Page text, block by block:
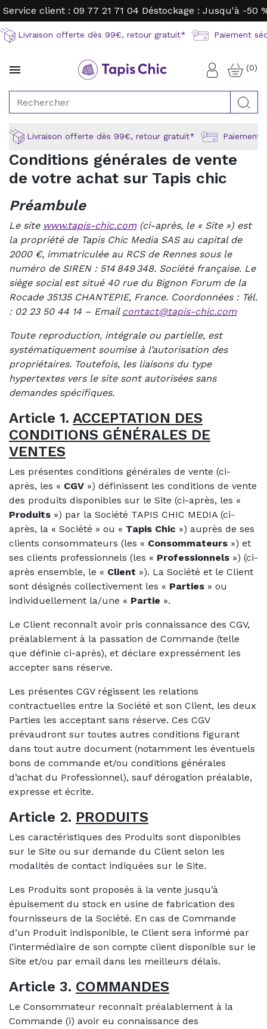
Service client : 09 77 21 71 04 Déstockage : Jusqu'à -50
Livraison offerte dès 99€, retour gratuit* Paiement
 Connexion
(0)
Livraison offerte dès 99€, retour gratuit* Paiement
Conditions générales de vente
de votre achat sur Tapis chic
Préambule
Le site www.tapis-chic.com(ci-après, le « Site ») est
la propriété de Tapis Chic Media SAS au capital de
2000 €, immatriculée au RCS de Rennes sous le
numéro de SIREN : 514 849 348. Société française. Le
siège social est situé 40 rue du Bignon Forum de la
Rocade 35135 CHANTEPIE, France. Coordonnées : Tél.
: 02 23 50 44 14 – Email contact@tapis-chic.com
Toute reproduction, intégrale ou partielle, est
systématiquement soumise à l’autorisation des
propriétaires. Toutefois, les liaisons du type
hypertextes vers le site sont autorisées sans
demandes spécifiques.
Article 1. ACCEPTATION DES
CONDITIONS GÉNÉRALES DE
VENTES
Les présentes conditions générales de vente (ci-
après, les « CGV ») définissent les conditions de vente
des produits disponibles sur le Site (ci-après, les «
Produits ») par la Société TAPIS CHIC MEDIA (ci-
après, la « Société » ou « Tapis Chic ») auprès de ses
clients consommateurs (les « Consommateurs ») et
ses clients professionnels (les « Professionnels ») (ci-
après ensemble, le « Client »). La Société et le Client
sont désignés collectivement les « Parties » ou
individuellement la/une « Partie ».
Le Client reconnaît avoir pris connaissance des CGV,
préalablement à la passation de Commande (telle
que définie ci-après), et déclare expressément les
accepter sans réserve.
Les présentes CGV régissent les relations
contractuelles entre la Société et son Client, les deux
Parties les acceptant sans réserve. Ces CGV
prévaudront sur toutes autres conditions figurant
dans tout autre document (notamment les éventuels
bons de commande et/ou conditions générales
d’achat du Professionnel), sauf dérogation préalable,
expresse et écrite.
Article 2. PRODUITS
Les caractéristiques des Produits sont disponibles
sur le Site ou sur demande du Client selon les
modalités de contact indiquées sur le Site.
Les Produits sont proposés à la vente jusqu’à
épuisement du stock en usine de fabrication des
fournisseurs de la Société. En cas de Commande
d’un Produit indisponible, le Client sera informé par
l’intermédiaire de son compte client disponible sur le
Site et/ou par email dans les meilleurs délais.
Article 3. COMMANDES
Le Consommateur reconnaît préalablement à la
Commande (i) avoir eu connaissance des